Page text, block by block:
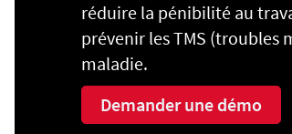
réduire la pénibilité au
prévenir les TMS (troubles
maladie.
Demander une démo